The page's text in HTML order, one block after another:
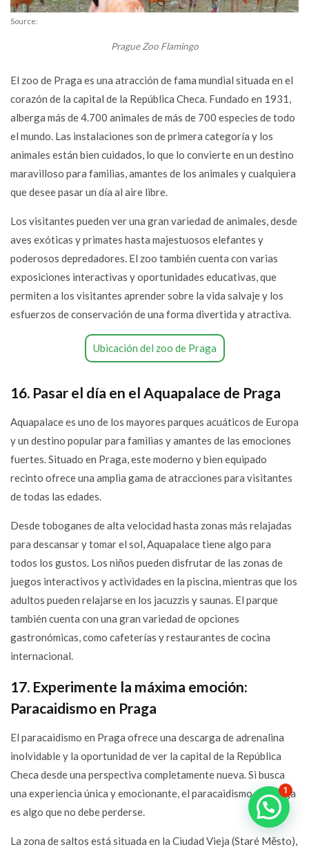
Source:
Prague Zoo Flamingo
El zoo de Praga es una atracción de fama mundial situada en el
corazón de la capital de la República Checa. Fundado en 1931,
alberga más de 4.700 animales de más de 700 especies de todo
el mundo. Las instalaciones son de primera categoría y los
animales están bien cuidados, lo que lo convierte en un destino
maravilloso para familias, amantes de los animales y cualquiera
que desee pasar un día al aire libre.
Los visitantes pueden ver una gran variedad de animales, desde
aves exóticas y primates hasta majestuosos elefantes y
poderosos depredadores. El zoo también cuenta con varias
exposiciones interactivas y oportunidades educativas, que
permiten a los visitantes aprender sobre la vida salvaje y los
esfuerzos de conservación de una forma divertida y atractiva.
Ubicación del zoo de Praga
16. Pasar el día en el Aquapalace de Praga
Aquapalace es uno de los mayores parques acuáticos de Europa
y un destino popular para familias y amantes de las emociones
fuertes. Situado en Praga, este moderno y bien equipado
recinto ofrece una amplia gama de atracciones para visitantes
de todas las edades.
Desde toboganes de alta velocidad hasta zonas más relajadas
para descansar y tomar el sol, Aquapalace tiene algo para
todos los gustos. Los niños pueden disfrutar de las zonas de
juegos interactivos y actividades en la piscina, mientras que los
adultos pueden relajarse en los jacuzzis y saunas. El parque
también cuenta con una gran variedad de opciones
gastronómicas, como cafeterías y restaurantes de cocina
internacional.
17. Experimente la máxima emoción:
Paracaidismo en Praga
El paracaidismo en Praga ofrece una descarga de adrenalina
inolvidable y la oportunidad de ver la capital de la República
Checa desde una perspectiva completamente nueva. Si busca
una experiencia única y emocionante, el paracaidismo en Praga
es algo que no debe perderse.
La zona de saltos está situada en la Ciudad Vieja (Staré Město),
1